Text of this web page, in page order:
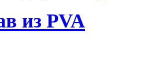
из PVA